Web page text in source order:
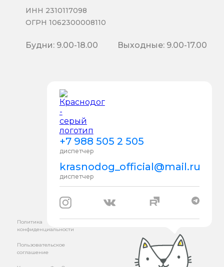
+7 988 505 2 505
диспетчер
krasnodog_official@mail.ru
диспетчер
ИНН 2310117098
ОГРН 1062300008110
Будни: 9.00-18.00 Выходные: 9.00-17.00
Политика
конфиденциальности
Пользовательское
соглашение